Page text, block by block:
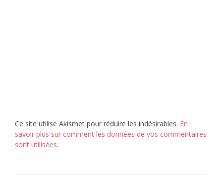
Ce site utilise Akismet pour réduire les indésirables. En
savoir plus sur comment les données de vos commentaires
sont utilisées.